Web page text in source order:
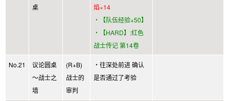
桌
焰×14
・【队伍经验+50】
・【HARD】:红色
战士传记 第14卷
No.21
议论圆桌
～战士之
墙
(R+B)
战士的
审判
・往深处前进 确认
是否通过了考验